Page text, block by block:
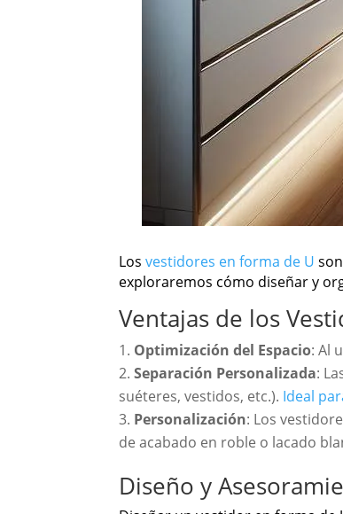
Losvestidores en forma de U
exploraremos cómo diseñar y
Ventajas de los
Optimización del Espacio: Al
Separación Personalizada:
suéteres, vestidos, etc.). Ideal
Personalización: Los
de acabado en roble o lacado
Diseño y